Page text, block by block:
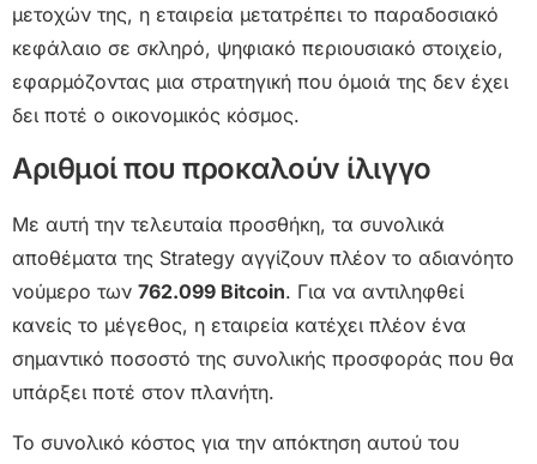
μετοχών της, η εταιρεία μετατρέπει το παραδοσιακό
κεφάλαιο σε σκληρό, ψηφιακό περιουσιακό στοιχείο,
εφαρμόζοντας μια στρατηγική που όμοιά της δεν έχει
δει ποτέ ο οικονομικός κόσμος.
Αριθμοί που προκαλούν ίλιγγο
Με αυτή την τελευταία προσθήκη, τα συνολικά
αποθέματα της Strategy αγγίζουν πλέον το αδιανόητο
νούμερο των 762.099 Bitcoin. Για να αντιληφθεί
κανείς το μέγεθος, η εταιρεία κατέχει πλέον ένα
σημαντικό ποσοστό της συνολικής προσφοράς που θα
υπάρξει ποτέ στον πλανήτη.
Το συνολικό κόστος για την απόκτηση αυτού του